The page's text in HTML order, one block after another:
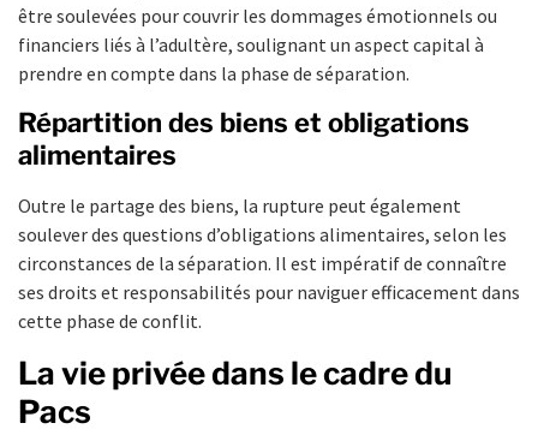
être soulevées pour couvrir les dommages émotionnels ou
financiers liés à l’adultère, soulignant un aspect capital à
prendre en compte dans la phase de séparation.
Répartition des biens et obligations
alimentaires
Outre le partage des biens, la rupture peut également
soulever des questions d’obligations alimentaires, selon les
circonstances de la séparation. Il est impératif de connaître
ses droits et responsabilités pour naviguer efficacement dans
cette phase de conflit.
La vie privée dans le cadre du
Pacs